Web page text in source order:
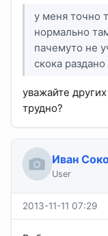
у меня точно
нормально
пачемуто не
скока
уважайте
трудно?
Иван
User
2013-11-11 07:29